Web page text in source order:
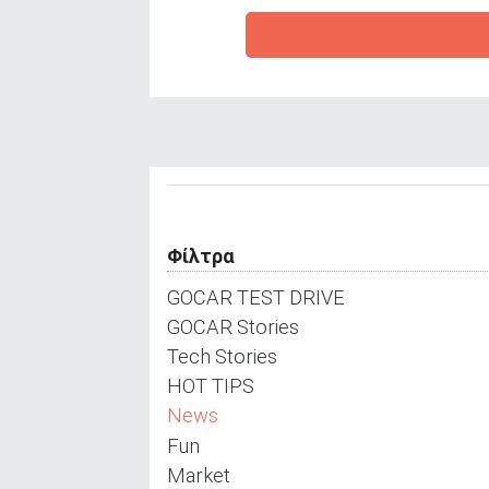
Φίλτρα
GOCAR TEST DRIVE
GOCAR Stories
Tech Stories
HOT TIPS
News
Fun
Market